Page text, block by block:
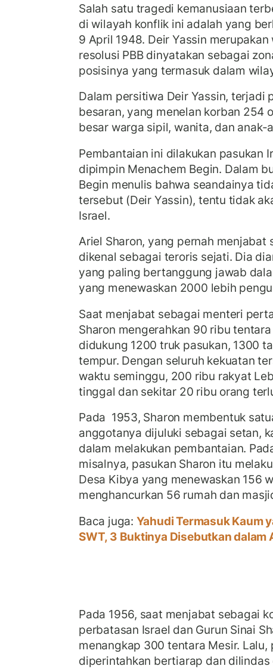
Salah satu tragedi kemanusiaan
di wilayah konflik ini adalah yang
9 April 1948. Deir Yassin
resolusi PBB dinyatakan sebagai
posisinya yang termasuk dalam
Dalam persitiwa Deir Yassin, terjadi
besaran, yang menelan korban 254
besar warga sipil, wanita, dan anak-
Pembantaian ini dilakukan pasukan
dipimpin Menachem Begin. Dalam
Begin menulis bahwa seandainya
tersebut (Deir Yassin), tentu tidak
Israel.
Ariel Sharon, yang pernah menjabat
dikenal sebagai teroris sejati. Dia
yang paling bertanggung jawab
yang menewaskan 2000 lebih
Saat menjabat sebagai menteri
Sharon mengerahkan 90 ribu
didukung 1200 truk pasukan, 1300
tempur. Dengan seluruh kekuatan
waktu seminggu, 200 ribu rakyat
tinggal dan sekitar 20 ribu orang
Pada 1953, Sharon membentuk
anggotanya dijuluki sebagai setan,
dalam melakukan pembantaian.
misalnya, pasukan Sharon itu
Desa Kibya yang menewaskan 156
menghancurkan 56 rumah dan
Baca juga: Yahudi Termasuk Kaum
SWT, 3 Buktinya Disebutkan dalam
Pada 1956, saat menjabat sebagai
perbatasan Israel dan Gurun Sinai
menangkap 300 tentara Mesir. Lalu,
diperintahkan bertiarap dan dilindas